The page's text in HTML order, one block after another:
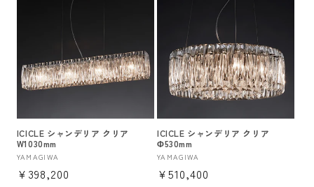
ICICLE シャンデリア クリア
W1030mm
販
売
YAMAGIWA
通
¥398,200
ICICLE シャンデリア クリア
Φ530mm
販
売
YAMAGIWA
通
¥510,400